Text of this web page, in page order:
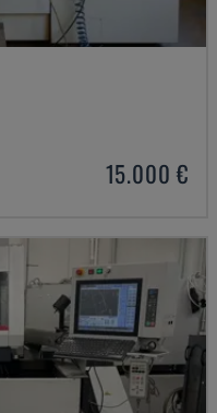
15.000 €